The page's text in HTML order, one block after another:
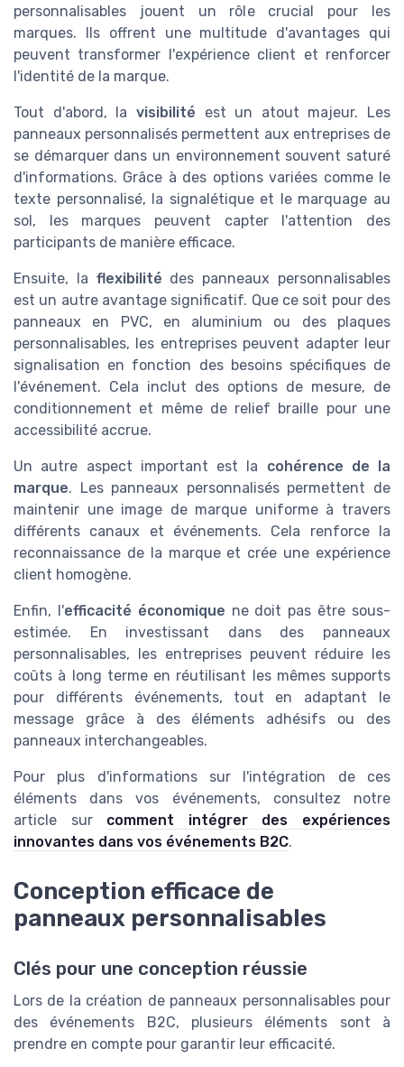
personnalisables jouent un rôle crucial pour les
marques. Ils offrent une multitude d'avantages qui
peuvent transformer l'expérience client et renforcer
l'identité de la marque.
Tout d'abord, la visibilité est un atout majeur. Les
panneaux personnalisés permettent aux entreprises de
se démarquer dans un environnement souvent saturé
d'informations. Grâce à des options variées comme le
texte personnalisé, la signalétique et le marquage au
sol, les marques peuvent capter l'attention des
participants de manière efficace.
Ensuite, la flexibilité des panneaux personnalisables
est un autre avantage significatif. Que ce soit pour des
panneaux en PVC, en aluminium ou des plaques
personnalisables, les entreprises peuvent adapter leur
signalisation en fonction des besoins spécifiques de
l'événement. Cela inclut des options de mesure, de
conditionnement et même de relief braille pour une
accessibilité accrue.
Un autre aspect important est la cohérence de la
marque. Les panneaux personnalisés permettent de
maintenir une image de marque uniforme à travers
différents canaux et événements. Cela renforce la
reconnaissance de la marque et crée une expérience
client homogène.
Enfin, l'efficacité économique ne doit pas être sous-
estimée. En investissant dans des panneaux
personnalisables, les entreprises peuvent réduire les
coûts à long terme en réutilisant les mêmes supports
pour différents événements, tout en adaptant le
message grâce à des éléments adhésifs ou des
panneaux interchangeables.
Pour plus d'informations sur l'intégration de ces
éléments dans vos événements, consultez notre
article sur comment intégrer des expériences
innovantes dans vos événements B2C.
Conception efficace de
panneaux personnalisables
Clés pour une conception réussie
Lors de la création de panneaux personnalisables pour
des événements B2C, plusieurs éléments sont à
prendre en compte pour garantir leur efficacité.